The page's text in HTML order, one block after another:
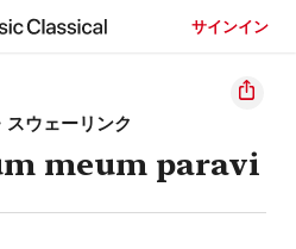
サインイン
ウェーリンク
meum paravi